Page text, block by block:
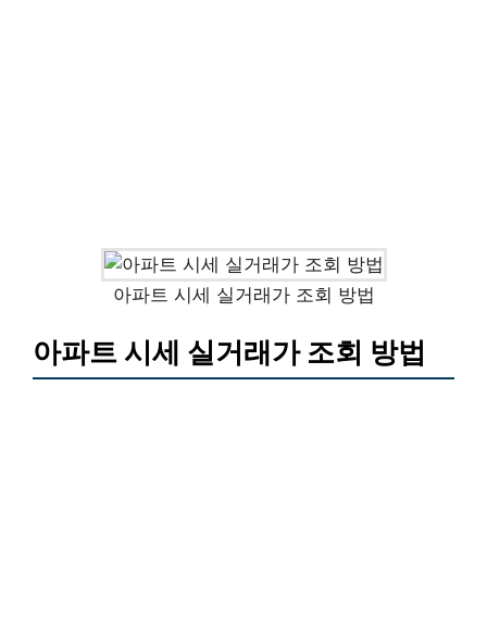
아파트 시세 실거래가 조회 방법
아파트 시세 실거래가 조회 방법